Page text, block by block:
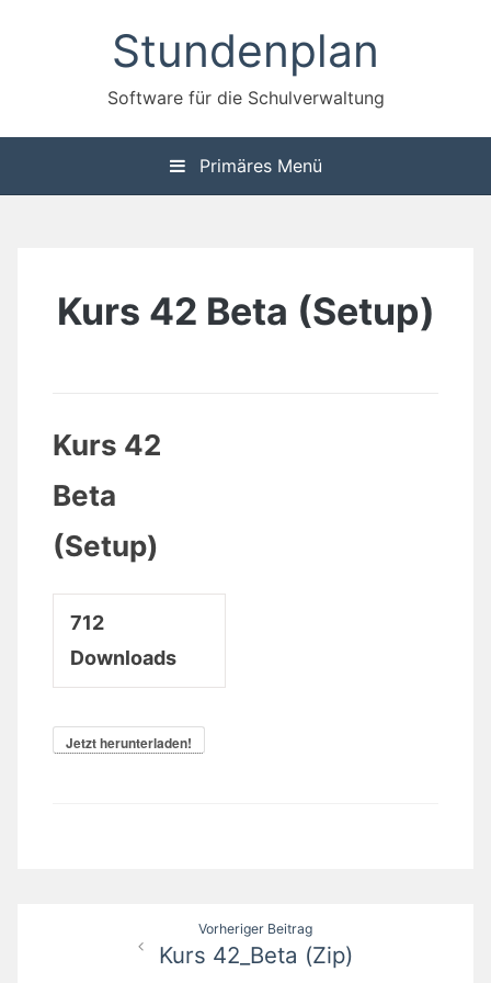
Stundenplan
Software für die Schulverwaltung
Primäres Menü
Kurs 42 Beta (Setup)
Kurs 42
Beta
(Setup)
712
Downloads
Jetzt herunterladen!
Navigation
Vorheriger Beitrag
Kurs 42_Beta (Zip)